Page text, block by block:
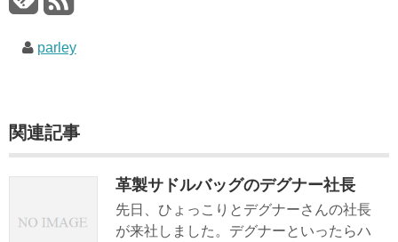
parley
関連記事
革製サドルバッグのデグナー社長
先日、ひょっこりとデグナーさんの社長
が来社しました。デグナーといったらハ